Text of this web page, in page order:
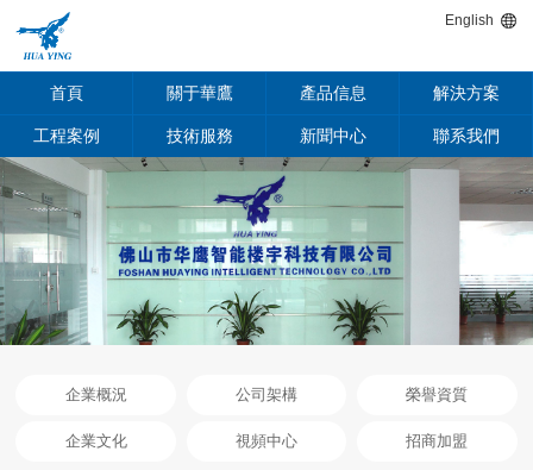
English
首頁 關于華鷹 產品信息 解決方案
工程案例 技術服務 新聞中心 聯系我們
企業概況 公司架構 榮譽資質
企業文化 視頻中心 招商加盟